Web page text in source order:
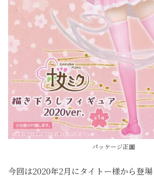
パッケージ正面
今回は2020年2月にタイトー様から登場